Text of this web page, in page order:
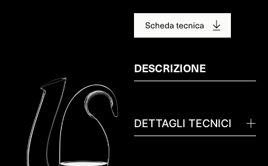
DESCRIZIONE
DETTAGLI TECNICI